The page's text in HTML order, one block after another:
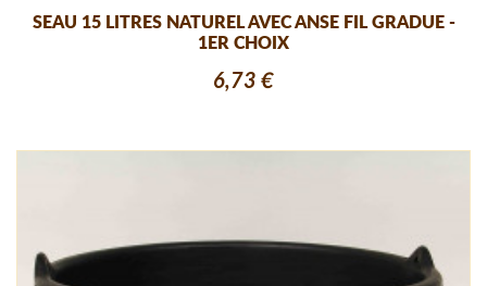
SEAU 15 LITRES NATUREL AVEC ANSE FIL GRADUE -
1ER CHOIX
6,73 €